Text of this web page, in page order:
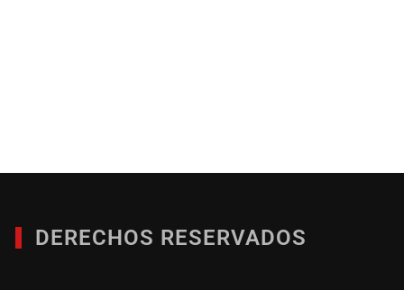
DERECHOS RESERVADOS